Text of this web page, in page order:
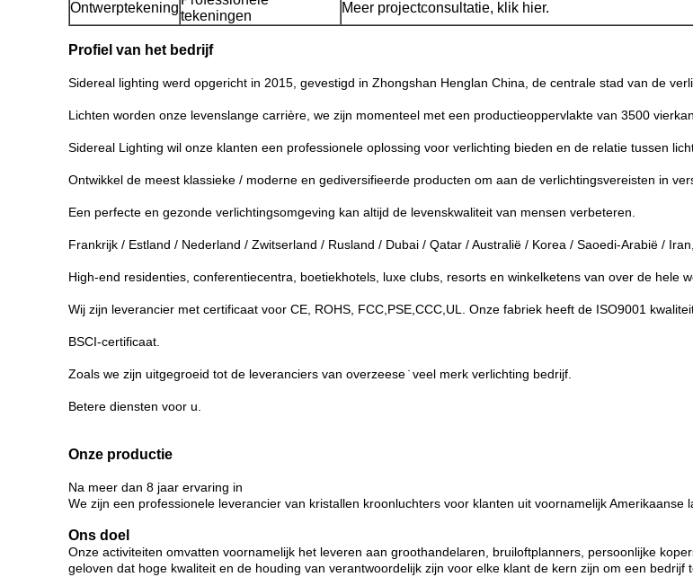
Ontwerptekening
tekeningen
Meer projectconsultatie, klik hier.
Profiel van het bedrijf
Sidereal lighting werd opgericht in 2015, gevestigd in Zhongshan Henglan China, de centrale stad van de
Lichten worden onze levenslange carrière, we zijn momenteel met een productieoppervlakte van 3500
Sidereal Lighting wil onze klanten een professionele oplossing voor verlichting bieden en de relatie tussen
Ontwikkel de meest klassieke / moderne en gediversifieerde producten om aan de verlichtingsvereisten in
Een perfecte en gezonde verlichtingsomgeving kan altijd de levenskwaliteit van mensen verbeteren.
Frankrijk / Estland / Nederland / Zwitserland / Rusland / Dubai / Qatar / Australië / Korea / Saoedi-Arabië /
High-end residenties, conferentiecentra, boetiekhotels, luxe clubs, resorts en winkelketens van over de hele
Wij zijn leverancier met certificaat voor CE, ROHS, FCC,PSE,CCC,UL. Onze fabriek heeft de ISO9001
BSCI-certificaat.
Zoals we zijn uitgegroeid tot de leveranciers van overzeese ̇ veel merk verlichting bedrijf.
Betere diensten voor u.
Onze productie
Na meer dan 8 jaar ervaring in
We zijn een professionele leverancier van kristallen kroonluchters voor klanten uit voornamelijk Amerikaanse
Ons doel
Onze activiteiten omvatten voornamelijk het leveren aan groothandelaren, bruiloftplanners, persoonlijke
geloven dat hoge kwaliteit en de houding van verantwoordelijk zijn voor elke klant de kern zijn om een bedrijf